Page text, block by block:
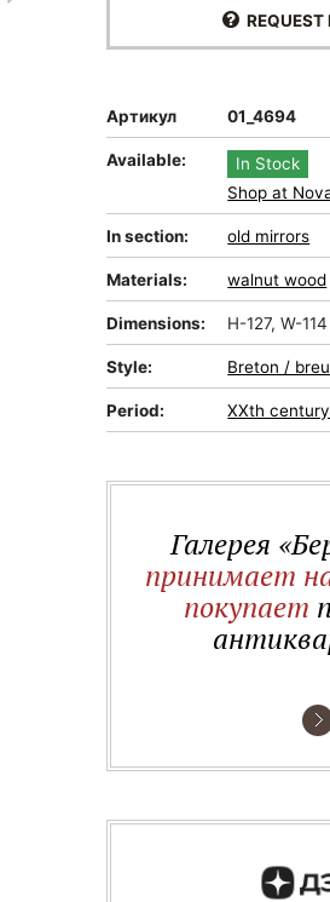
REQUEST
Артикул 01_4694
Available:
In Stock
Shop at
In section: old mirrors
Materials: walnut wood
Dimensions: H-127, W-
Style: Breton /
Period: XXth century
Галерея
принимает
покупает